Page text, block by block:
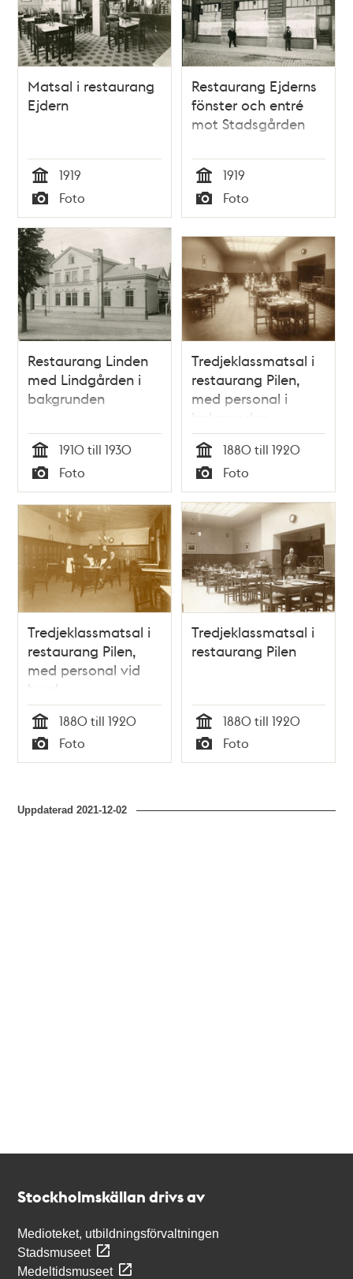
Matsal i restaurang
Ejdern
Tid
1919
Typ
Foto
Restaurang Ejderns
fönster och entré
mot Stadsgården
Tid
1919
Typ
Foto
Restaurang Linden
med Lindgården i
bakgrunden
Tid
1910 till 1930
Typ
Foto
Tredjeklassmatsal i
restaurang Pilen,
med personal i
bakgrunden
Tid
1880 till 1920
Typ
Foto
Tredjeklassmatsal i
restaurang Pilen,
med personal vid
bord
Tid
1880 till 1920
Typ
Foto
Tredjeklassmatsal i
restaurang Pilen
Tid
1880 till 1920
Typ
Foto
Uppdaterad2021-12-02
Stockholmskällan drivs av
Medioteket, utbildningsförvaltningen
Stadsmuseet
Medeltidsmuseet